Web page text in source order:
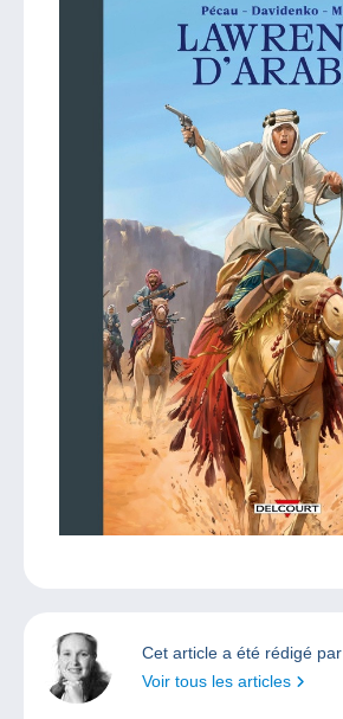
Cet article a été rédigé par
Voir tous les articles